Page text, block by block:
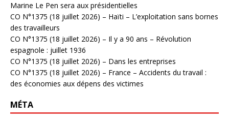
Marine Le Pen sera aux présidentielles
CO N°1375 (18 juillet 2026) – Haïti – L’exploitation sans bornes
des travailleurs
CO N°1375 (18 juillet 2026) – Il y a 90 ans – Révolution
espagnole : juillet 1936
CO N°1375 (18 juillet 2026) – Dans les entreprises
CO N°1375 (18 juillet 2026) – France – Accidents du travail :
des économies aux dépens des victimes
MÉTA